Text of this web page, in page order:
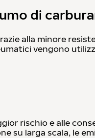
di
alla minore
vengono
rischio e alle
su larga scala, le